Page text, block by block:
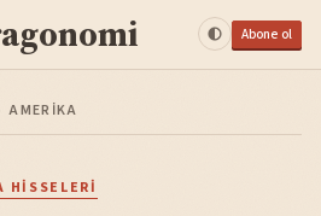
Abone ol
AMERIKA
HISSELERI